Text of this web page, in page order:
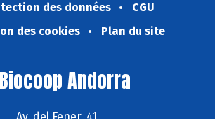
des données
CGU
des cookies
Plan du site
Biocoop Andorra